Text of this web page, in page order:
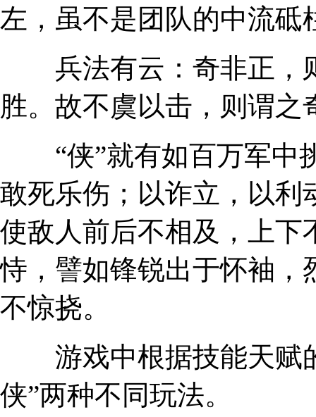
左，虽不是团队的中流砥
兵法有云：奇非正，
胜。故不虞以击，则谓
“侠”就有如百万军中
敢死乐伤；以诈立，以利
使敌人前后不相及，上下
恃，譬如锋锐出于怀袖，
不惊挠。
游戏中根据技能天赋
侠”两种不同玩法。